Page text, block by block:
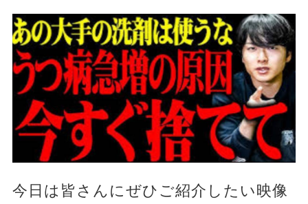
今日は皆さんにぜひご紹介したい映像